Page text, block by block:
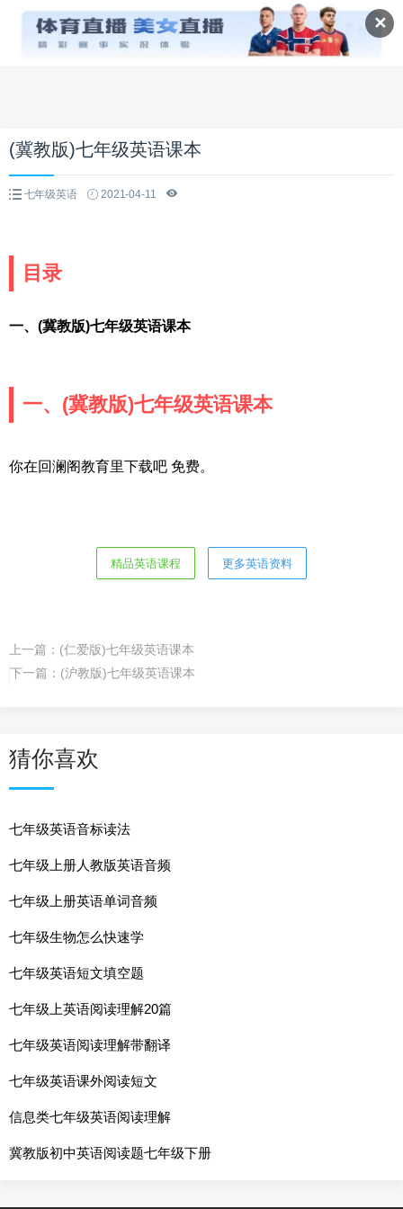
✕
(冀教版)七年级英语课本
七年级英语 2021-04-11
目录
一、(冀教版)七年级英语课本
一、(冀教版)七年级英语课本
你在回澜阁教育里下载吧 免费。
精品英语课程 更多英语资料
上一篇： (仁爱版)七年级英语课本
下一篇： (沪教版)七年级英语课本
猜你喜欢
七年级英语音标读法
七年级上册人教版英语音频
七年级上册英语单词音频
七年级生物怎么快速学
七年级英语短文填空题
七年级上英语阅读理解20篇
七年级英语阅读理解带翻译
七年级英语课外阅读短文
信息类七年级英语阅读理解
冀教版初中英语阅读题七年级下册